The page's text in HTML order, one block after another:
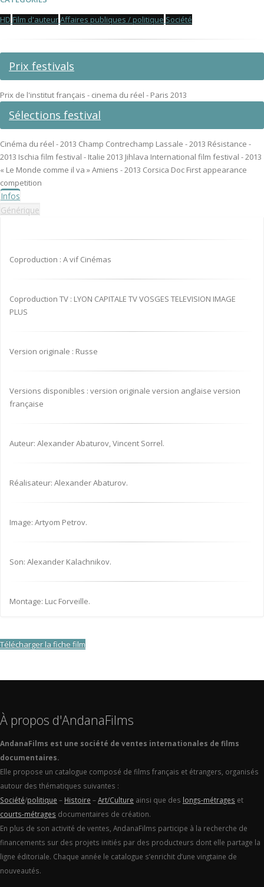
HD Film d'auteurAffaires publiques / politique Société
Prix festivals
Prix de l'institut français - cinema du réel - Paris 2013
Sélections festival
Cinéma du réel - 2013 Champ Contrechamp Lassale - 2013 Résistance -
2013 Ischia film festival - Italie 2013 Jihlava International film festival - 2013
« Le Monde comme il va » Amiens - 2013 Corsica Doc First appearance
competition
Infos
Générique
Coproduction : A vif Cinémas
Coproduction TV : LYON CAPITALE TV VOSGES TELEVISION IMAGE
PLUS
Version originale : Russe
Versions disponibles : version originale version anglaise version
française
Auteur: Alexander Abaturov, Vincent Sorrel.
Réalisateur: Alexander Abaturov.
Image: Artyom Petrov.
Son: Alexander Kalachnikov.
Montage: Luc Forveille.
Télécharger la fiche film
À propos d'AndanaFilms
AndanaFilms est une société de ventes internationales de films
documentaires.
Elle propose un catalogue composé de films français et étrangers, organisés
autour des thématiques suivantes :
Société/politique – Histoire –Art/Culture ainsi que des longs-métrages et
courts-métrages documentaires de création.
En plus de son activité de ventes, AndanaFilms participe à la recherche de
financements sur des projets initiés par des producteurs dont elle partage la
ligne éditoriale. Chaque année le catalogue s’enrichit d’une vingtaine de
nouveautés.